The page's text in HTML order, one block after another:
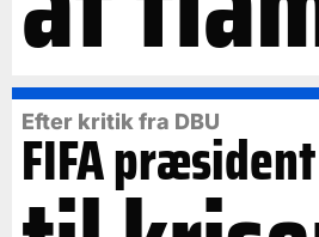
Efter kritik fra DBU
FIFA